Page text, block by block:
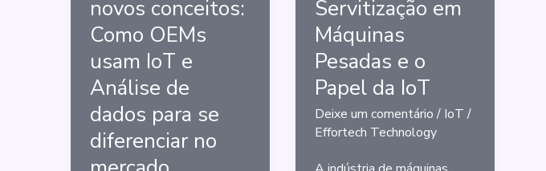
novos conceitos:
Como OEMs
usam IoT e
Análise de
dados para se
diferenciar no
Servitização em
Máquinas
Pesadas e o
Papel da IoT
Deixe um comentário / IoT /
Effortech Technology